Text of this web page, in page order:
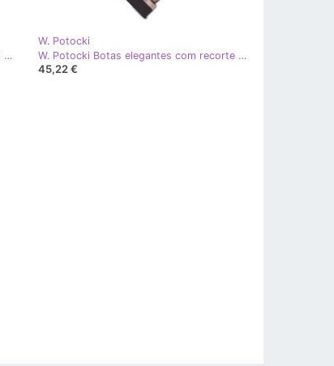
W. Potocki Sapatos com cristais Potocki rosa
W. Potocki
W. Potocki Botas elegantes com recorte Potocki rosa
45,22 €